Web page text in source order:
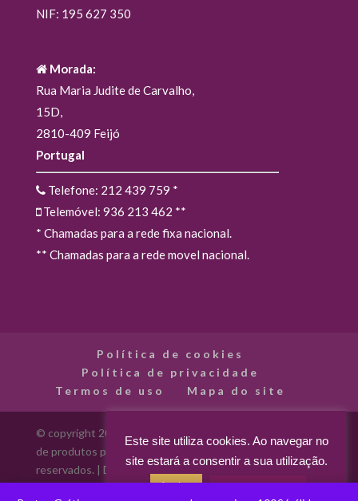
NIF: 195 627 350
Morada:
Rua Maria Judite de Carvalho,
15D,
2810-409 Feijó
Portugal
Telefone: 212 439 759 *
Telemóvel: 936 213 462 **
* Chamadas para a rede fixa nacional.
** Chamadas para a rede movel nacional.
Política de cookies
Política de privacidade
Termos de uso
Mapa do site
© copyright 2012 - 2026 Madarte - Madarte - Loja Online
de produtos para artes decorativas. Todos os direitos
reservados. | Desenvolvido por
Este site utiliza cookies. Ao navegar no
site estará a consentir a sua utilização.
Aceitar